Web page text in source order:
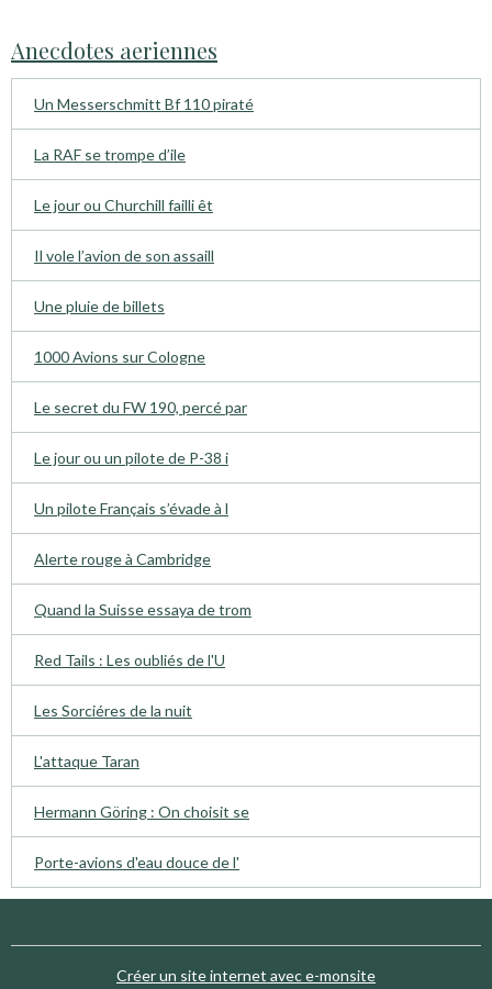
Anecdotes aeriennes
Un Messerschmitt Bf 110 piraté
La RAF se trompe d’ile
Le jour ou Churchill failli êt
Il vole l’avion de son assaill
Une pluie de billets
1000 Avions sur Cologne
Le secret du FW 190, percé par
Le jour ou un pilote de P-38 i
Un pilote Français s’évade à l
Alerte rouge à Cambridge
Quand la Suisse essaya de trom
Red Tails : Les oubliés de l'U
Les Sorciéres de la nuit
L'attaque Taran
Hermann Göring : On choisit se
Porte-avions d'eau douce de l'
Créer un site internet avec e-monsite